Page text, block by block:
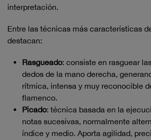
interpretación.
Entre las técnicas más características
destacan:
Rasgueado: consiste en rasguear
dedos de la mano derecha,
rítmica, intensa y muy reconocible
flamenco.
Picado: técnica basada en la
notas sucesivas, normalmente
índice y medio. Aporta agilidad,